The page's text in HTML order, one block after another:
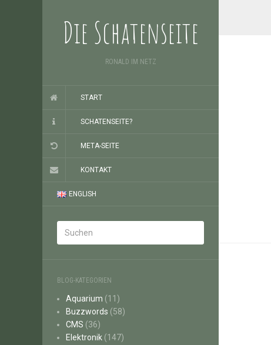
Die Schatenseite
RONALD IM NETZ
START
SCHATENSEITE?
META-SEITE
KONTAKT
ENGLISH
BLOG-KATEGORIEN
Aquarium (11)
Buzzwords (58)
CMS (36)
Elektronik (147)